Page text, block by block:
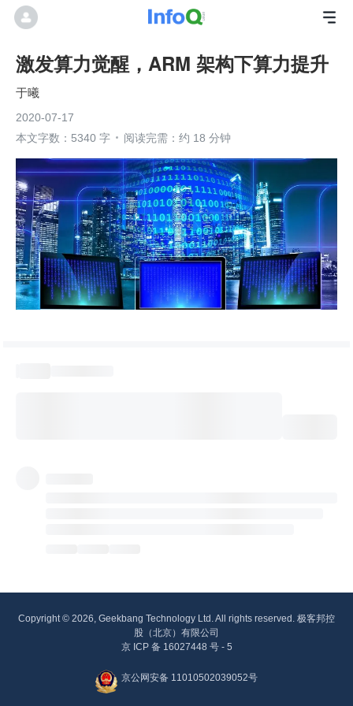
激发算力觉醒，ARM 架构下算力提升
于曦
2020-07-17
本文字数：5340 字
阅读完需：约 18 分钟
Copyright © 2026, Geekbang Technology Ltd. All rights reserved. 极客邦控
股（北京）有限公司
京 ICP 备 16027448 号 - 5
京公网安备 11010502039052号